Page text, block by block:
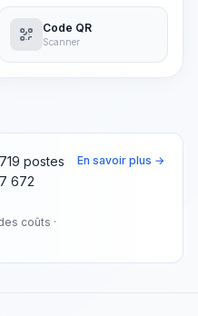
Code QR
Scanner
postes
672
coûts ·
En savoir plus →